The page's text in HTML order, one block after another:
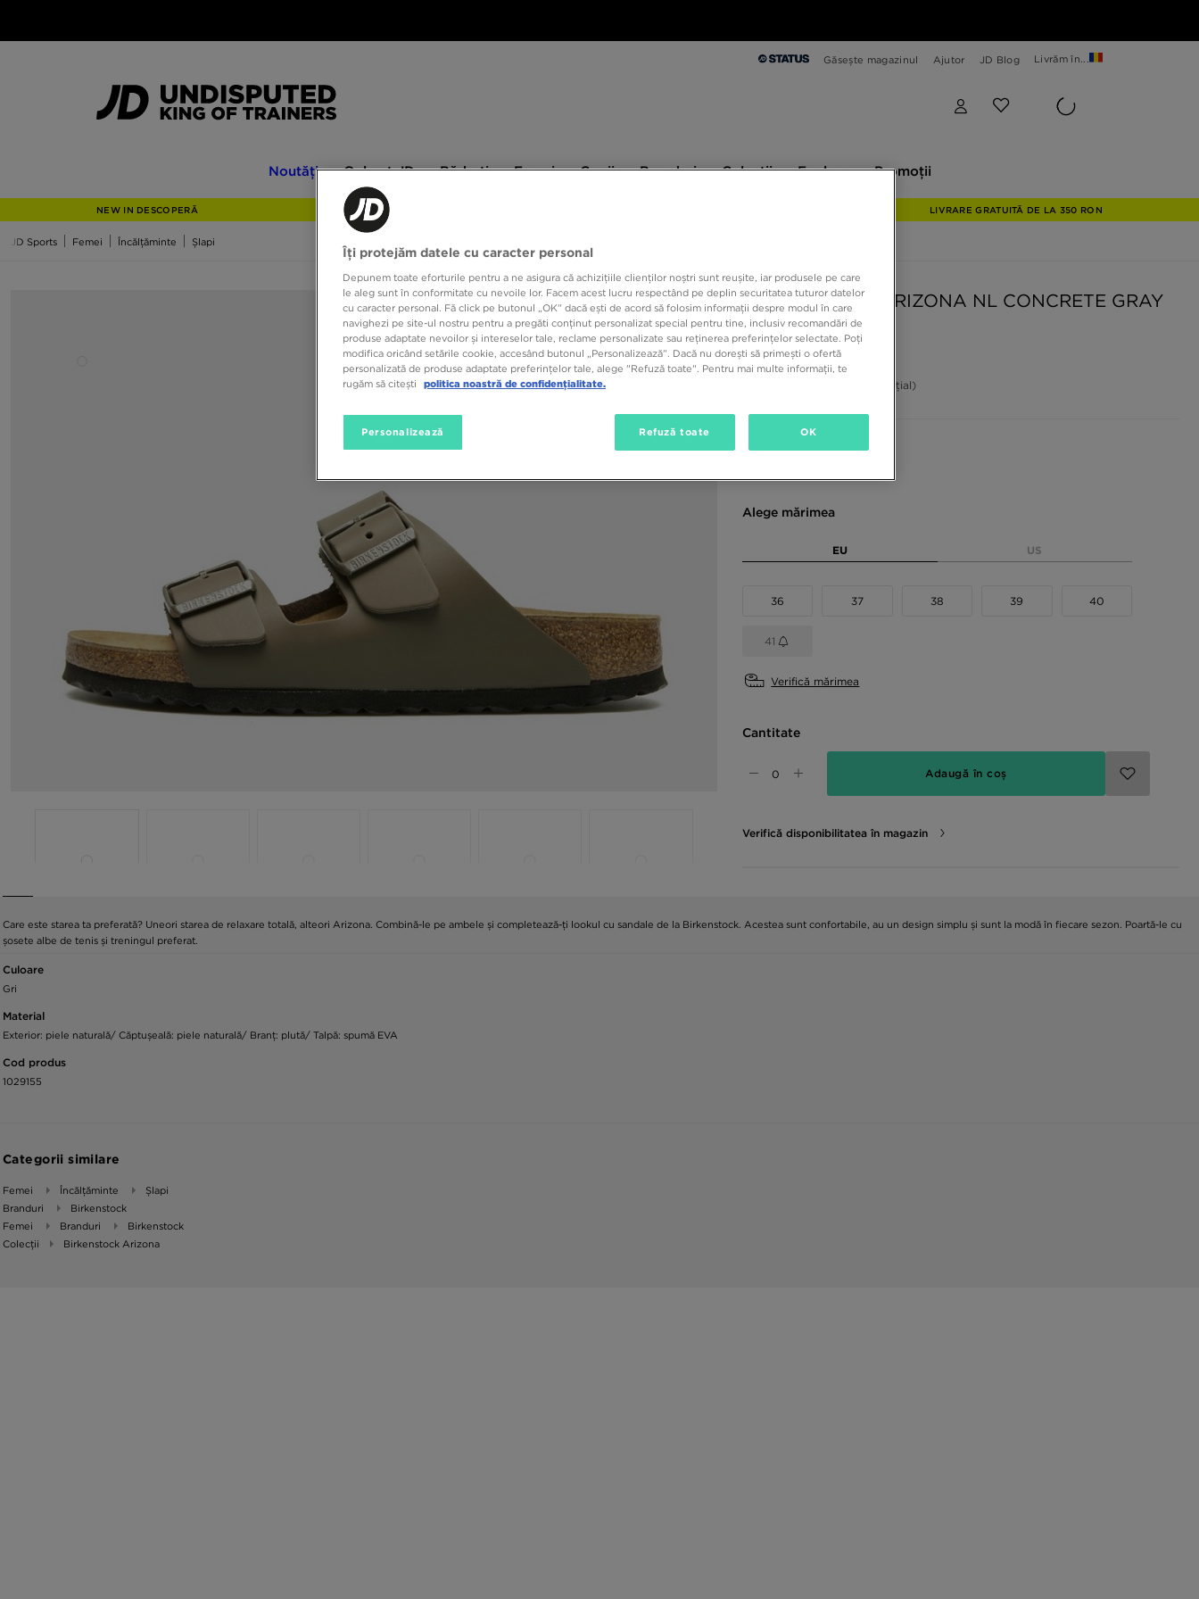
Găsește magazinul Ajutor JD Blog Livrăm în...
Noutăți
JD
Only at JD Bărbați Femei Copii Branduri Colecții Explore Promoții
NEW IN DESCOPERĂ LIVRARE GRATUITĂ DE LA 350 RON
JD Sports Femei Încălțăminte Șlapi
BIRKENSTOCK ARIZONA NL CONCRETE GRAY
479,99 RON
(Prețul inițial)
Culori disponibile
Alege mărimea
EU US
36 37 38 39 40
41
Verifică mărimea
Cantitate
Adaugă în coș
Verifică disponibilitatea în magazin
Care este starea ta preferată? Uneori starea de relaxare totală, alteori Arizona. Combină-le pe ambele și completează-ți lookul cu sandale de la Birkenstock. Acestea sunt confortabile, au un design simplu și sunt la modă în fiecare sezon. Poartă-le cu
șosete albe de tenis și treningul preferat.
Culoare
Gri
Material
Exterior: piele naturală/ Căptușeală: piele naturală/ Branț: plută/ Talpă: spumă EVA
Cod produs
1029155
Categorii similare
Femei Încălțăminte
Șlapi
Branduri
Birkenstock
Femei
Branduri
Birkenstock
Colecții
Birkenstock Arizona
Îți protejăm datele cu caracter personal
Depunem toate eforturile pentru a ne asigura că achizițiile clienților noștri sunt reușite, iar produsele pe care
le aleg sunt în conformitate cu nevoile lor. Facem acest lucru respectând pe deplin securitatea tuturor datelor
cu caracter personal. Fă click pe butonul „OK” dacă ești de acord să folosim informații despre modul în care
navighezi pe site-ul nostru pentru a pregăti conținut personalizat special pentru tine, inclusiv recomandări de
produse adaptate nevoilor și intereselor tale, reclame personalizate sau reținerea preferințelor selectate. Poți
modifica oricând setările cookie, accesând butonul „Personalizează”. Dacă nu dorești să primești o ofertă
personalizată de produse adaptate preferințelor tale, alege "Refuză toate". Pentru mai multe informații, te
rugăm să citești
politica noastră de confidențialitate.
Personalizează Refuză toate OK